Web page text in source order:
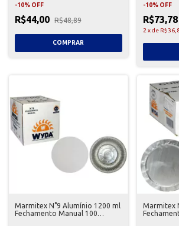
-10% OFF
R$44,00 R$48,89
-10% OFF
R$73,78
2 xde
Marmitex N°9 Alumínio 1200 ml
Fechamento Manual 100
Marmitex